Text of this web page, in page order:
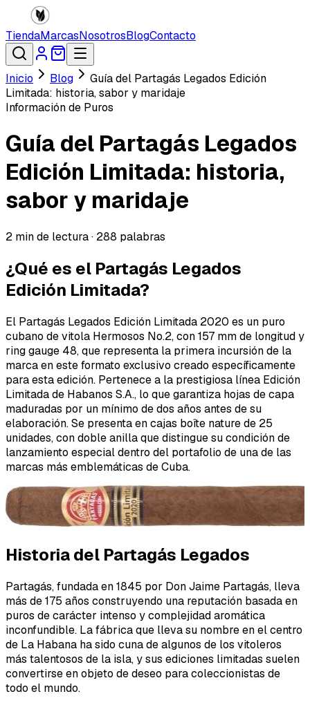
TiendaMarcasNosotrosBlogContacto
Inicio Blog
Guía del Partagás Legados Edición
Limitada: historia, sabor y maridaje
Información de Puros
Guía del Partagás Legados
Edición Limitada: historia,
sabor y maridaje
2 min de lectura · 288 palabras
¿Qué es el Partagás Legados
Edición Limitada?
El Partagás Legados Edición Limitada 2020 es un puro
cubano de vitola Hermosos No.2, con 157 mm de longitud y
ring gauge 48, que representa la primera incursión de la
marca en este formato exclusivo creado específicamente
para esta edición. Pertenece a la prestigiosa línea Edición
Limitada de Habanos S.A., lo que garantiza hojas de capa
maduradas por un mínimo de dos años antes de su
elaboración. Se presenta en cajas boîte nature de 25
unidades, con doble anilla que distingue su condición de
lanzamiento especial dentro del portafolio de una de las
marcas más emblemáticas de Cuba.
Historia del Partagás Legados
Partagás, fundada en 1845 por Don Jaime Partagás, lleva
más de 175 años construyendo una reputación basada en
puros de carácter intenso y complejidad aromática
inconfundible. La fábrica que lleva su nombre en el centro
de La Habana ha sido cuna de algunos de los vitoleros
más talentosos de la isla, y sus ediciones limitadas suelen
convertirse en objeto de deseo para coleccionistas de
todo el mundo.